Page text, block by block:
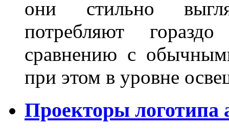
они стильно
потребляют
сравнению с
при этом в уровне
Проекторы логотипа